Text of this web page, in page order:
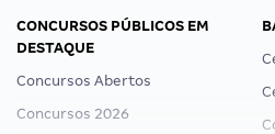
CONCURSOS PÚBLICOS EM
DESTAQUE
Concursos Abertos
Concursos 2026